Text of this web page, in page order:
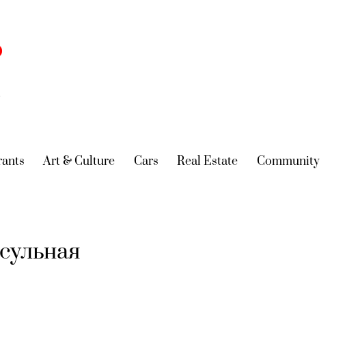
(current)
Art & Culture (current)
Cars (current)
Real Estate (current)
Community